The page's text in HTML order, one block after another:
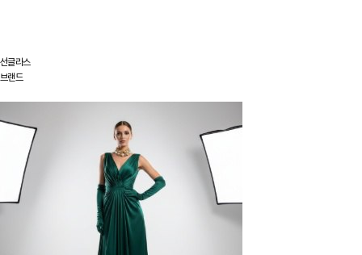
선글라스
브랜드